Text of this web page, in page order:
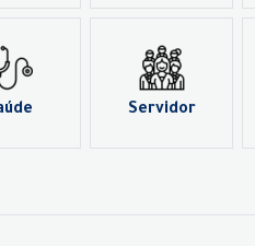
Servidor